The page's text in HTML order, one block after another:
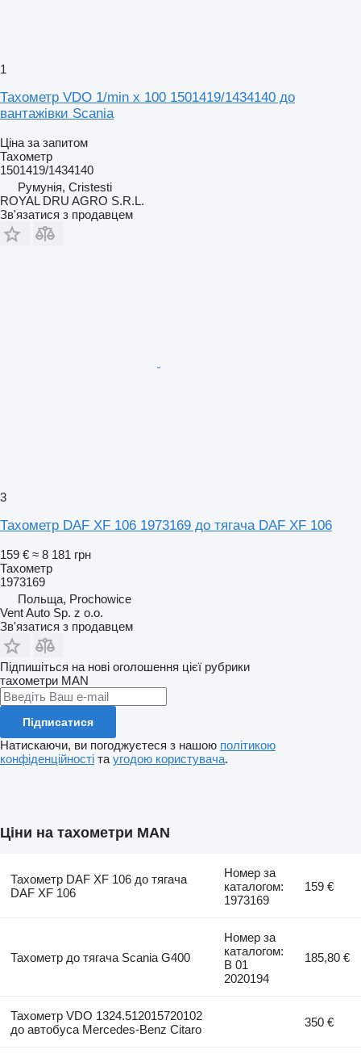
1
Тахометр VDO 1/min x 100 1501419/1434140 до
вантажівки Scania
Ціна за запитом
Тахометр
1501419/1434140
Румунія, Cristesti
ROYAL DRU AGRO S.R.L.
Зв'язатися з продавцем
3
Тахометр DAF XF 106 1973169 до тягача DAF XF 106
159 € ≈ 8 181 грн
Тахометр
1973169
Польща, Prochowice
Vent Auto Sp. z o.o.
Зв'язатися з продавцем
Підпишіться на нові оголошення цієї рубрики
тахометри MAN
Підписатися
Натискаючи, ви погоджуєтеся з нашою політикою
конфіденційності та угодою користувача.
Ціни на тахометри MAN
Тахометр DAF XF 106 до тягача
DAF XF 106
Номер за
каталогом:
1973169
159 €
Тахометр до тягача Scania G400
Номер за
каталогом:
B 01
2020194
185,80 €
Тахометр VDO 1324.512015720102
до автобуса Mercedes-Benz Citaro
350 €